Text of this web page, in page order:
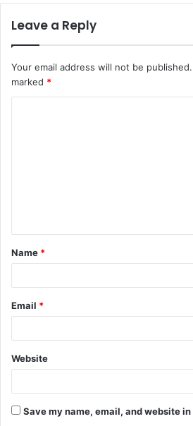
Leave a Reply
Your email address will not be published.
marked *
Name *
Email *
Website
Save my name, email, and website